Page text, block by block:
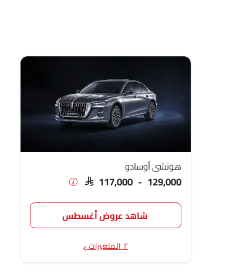
هونشي أوسادو
SAR 117,000 - 129,000
شاهد عروض أغسطس
٢ المتغيرات